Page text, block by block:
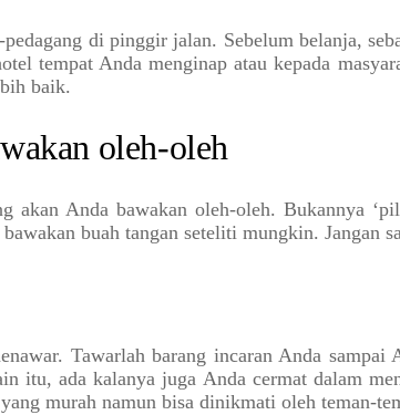
di pinggir jalan. Sebelum belanja,
tempat Anda menginap atau kepada
baik.
oleh-oleh
akan Anda bawakan oleh-oleh. Bukannya
buah tangan seteliti mungkin. Jangan
Tawarlah barang incaran Anda
itu, ada kalanya juga Anda cermat dalam
murah namun bisa dinikmati oleh teman-